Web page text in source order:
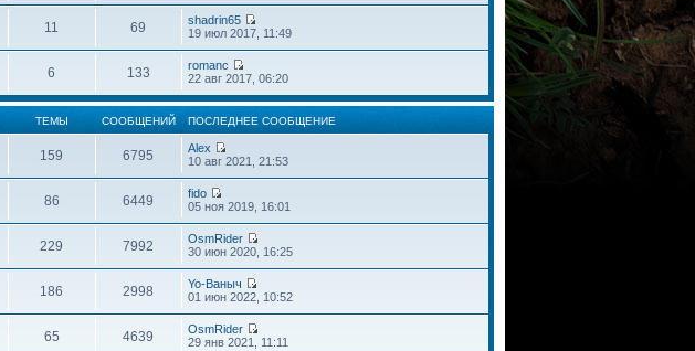
11 69
shadrin65
19 июл 2017, 11:49
6 133
romanc
22 авг 2017, 06:20
ТЕМЫ СООБЩЕНИЙ ПОСЛЕДНЕЕ СООБЩЕНИЕ
159 6795
Alex
10 авг 2021, 21:53
86 6449
fido
05 ноя 2019, 16:01
229 7992
OsmRider
30 июн 2020, 16:25
186 2998
Yo-Ваныч
01 июн 2022, 10:52
65 4639
OsmRider
29 янв 2021, 11:11